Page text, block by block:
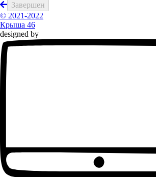
Завершен
© 2021-2022
Крыша 46
designed by